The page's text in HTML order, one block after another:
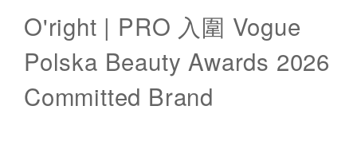
O'right | PRO 入圍 Vogue
Polska Beauty Awards 2026
Committed Brand